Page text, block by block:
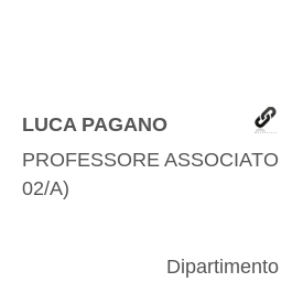
LUCA PAGANO
PROFESSORE ASSOCIATO
02/A)
Dipartimento di